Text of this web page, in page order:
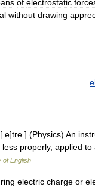
of electrostatic
without drawing
(Physics) An
properly, applied
of English
electric charge or